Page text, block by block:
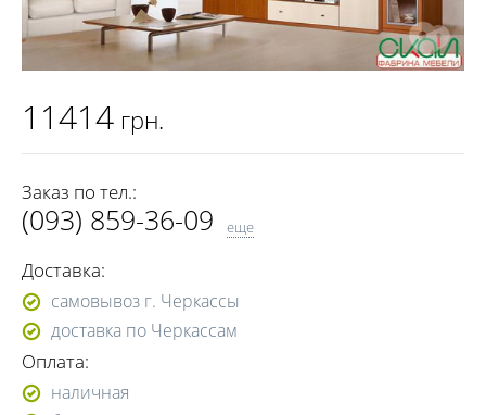
11414 грн.
Заказ по тел.:
(093) 859-36-09
еще
Доставка:
самовывоз г. Черкассы
доставка по Черкассам
Оплата:
наличная